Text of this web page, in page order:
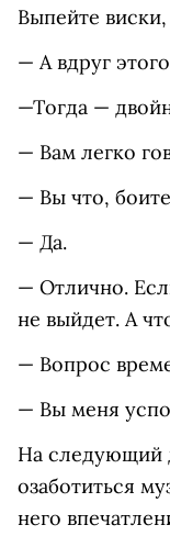
Выпейте
— А вдруг
—Тогда —
— Вам легко
— Вы что,
— Да.
— Отлично.
не выйдет. А
— Вопрос
— Вы меня
На следующий
озаботиться
него